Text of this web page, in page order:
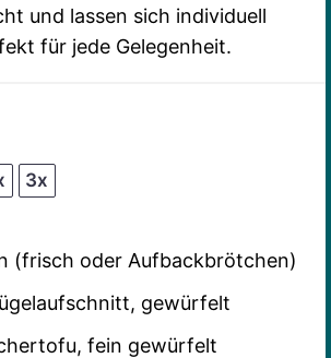
und lassen sich individuell
für jede Gelegenheit.
3x
(frisch oder Aufbackbrötchen)
gewürfelt
fein gewürfelt